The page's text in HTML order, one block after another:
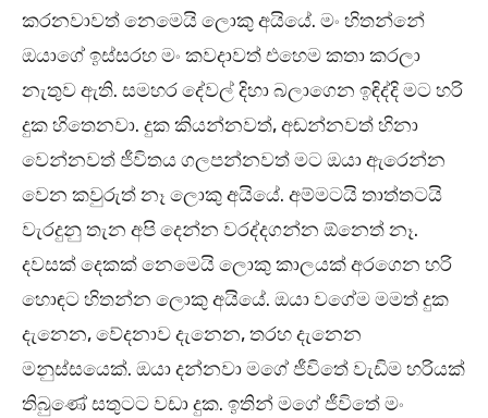
කරනවාවත් නෙමෙයි ලොකු අයියේ. මං හිතන්නේ
ඔයාගේ ඉස්සරහ මං කවදාවත් එහෙම කතා කරලා
නැතුව ඇති. සමහර දේවල් දිහා බලාගෙන ඉඳිද්දි මට හරි
දුක හිතෙනවා. දුක කියන්නවත්, අඬන්නවත් හිනා
වෙන්නවත් ජීවිතය ගලපන්නවත් මට ඔයා ඇරෙන්න
වෙන කවුරුත් නෑ ලොකු අයියේ. අම්මටයි තාත්තටයි
වැරදුනු තැන අපි දෙන්න වරද්දගන්න ඕනෙත් නෑ.
දවසක් දෙකක් නෙමෙයි ලොකු කාලයක් අරගෙන හරි
හොඳට හිතන්න ලොකු අයියේ. ඔයා වගේම මමත් දුක
දැනෙන, වේදනාව දැනෙන, තරහ දැනෙන
මනුස්සයෙක්. ඔයා දන්නවා මගේ ජීවිතේ වැඩිම හරියක්
තිබුණේ සතුටට වඩා දුක. ඉතින් මගේ ජීවිතේ මං